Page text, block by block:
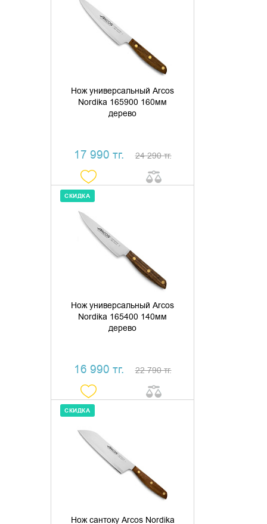
Нож универсальный Arcos
Nordika 165900 160мм
дерево
17 990 тг. 24 290 тг.
ДОБАВИТЬ В КОРЗИНУ
КУПИТЬ В 1 КЛИК
Нож универсальный Arcos
Nordika 165400 140мм
дерево
16 990 тг. 22 790 тг.
СКИДКА
ДОБАВИТЬ В КОРЗИНУ
КУПИТЬ В 1 КЛИК
Нож сантоку Arcos Nordika
СКИДКА
ДОБАВИТЬ В КОРЗИНУ
КУПИТЬ В 1 КЛИК